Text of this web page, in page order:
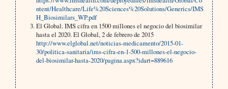
ntent/Healthcare/Life%20Sciences%20Solutions/Generics/IMS
H_Biosimilars_WP.pdf
El Global. IMS cifra en 1500 millones el negocio del biosimilar
hasta el 2020. El Global, 2 de febrero de 2015
http://www.elglobal.net/noticias-medicamento/2015-01-
30/politica-sanitaria/ims-cifra-en-1-500-millones-el-negocio-
del-biosimilar-hasta-2020/pagina.aspx?idart=889616